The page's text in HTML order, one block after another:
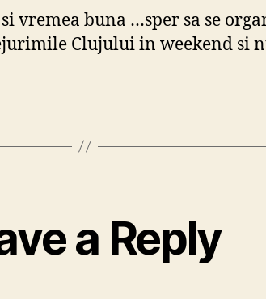
vremea buna …sper sa se
Clujului in weekend si
a Reply